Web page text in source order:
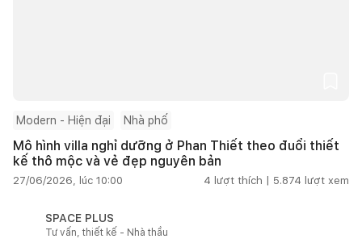
Modern - Hiện đại Nhà phố
Mô hình villa nghỉ dưỡng ở Phan Thiết theo đuổi thiết
kế thô mộc và vẻ đẹp nguyên bản
27/06/2026, lúc 10:00 4 lượt thích | 5.874 lượt xem
SPACE PLUS
Tư vấn, thiết kế - Nhà thầu